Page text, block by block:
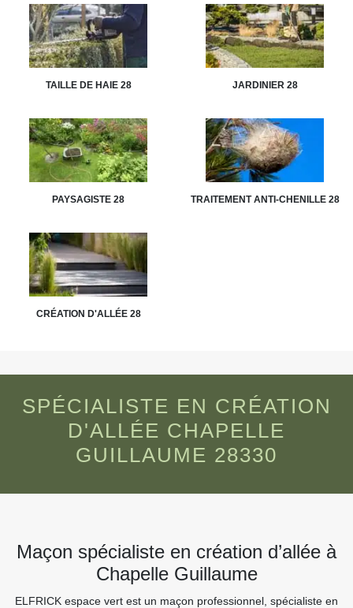
TAILLE DE HAIE 28 JARDINIER 28
PAYSAGISTE 28 TRAITEMENT ANTI-CHENILLE 28
CRÉATION D'ALLÉE 28
SPÉCIALISTE EN CRÉATION
D'ALLÉE CHAPELLE
GUILLAUME 28330
Maçon spécialiste en création d’allée à
Chapelle Guillaume
ELFRICK espace vert est un maçon professionnel, spécialiste en